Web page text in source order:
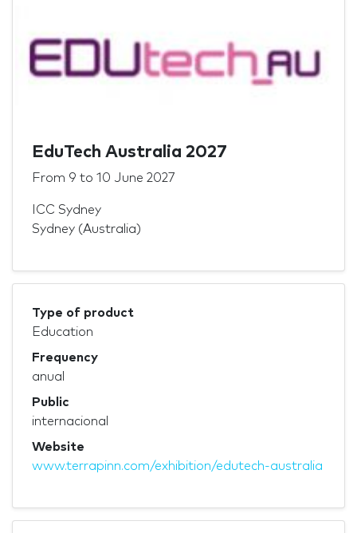
EduTech Australia 2027
From 9 to 10 June 2027
ICC Sydney
Sydney (Australia)
Type of product
Education
Frequency
anual
Public
internacional
Website
www.terrapinn.com/exhibition/edutech-australia